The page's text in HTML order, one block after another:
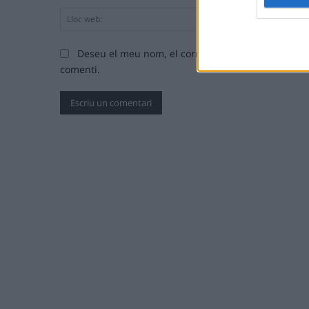
Deseu el meu nom, el correu electrònic i el lloc
comenti.